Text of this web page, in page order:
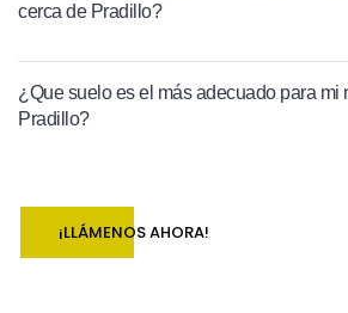
cerca de Pradillo?
¿Que suelo es el más adecuado para mi
Pradillo?
¡LLÁMENOS AHORA!